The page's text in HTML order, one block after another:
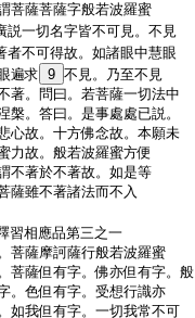
菩薩菩薩字般若波羅蜜
説一切名字皆不可見。不見
者不可得故。如諸眼中慧眼
遍求 9 不見。乃至不見
著。問曰。若菩薩一切法中
槃。答曰。是事處處已説。
心故。十方佛念故。本願未
力故。般若波羅蜜方便
不著於不著故。如是等
薩雖不著諸法而不入
習相應品第三之一
菩薩摩訶薩行般若波羅蜜
菩薩但有字。佛亦但有字。般
。色但有字。受想行識亦
如我但有字。一切我常不可